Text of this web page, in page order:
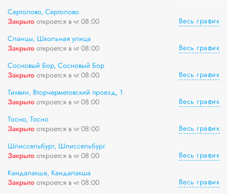
Сертолово, Сертолово
Закрыто откроется в чт 08:00
Весь график
Сланцы, Школьная улица
Закрыто откроется в чт 08:00
Весь график
Сосновый Бор, Сосновый Бор
Закрыто откроется в чт 08:00
Весь график
Тихвин, Вторчерметовский проезд, 1
Закрыто откроется в чт 08:00
Весь график
Тосно, Тосно
Закрыто откроется в чт 08:00
Весь график
Шлиссельбург, Шлиссельбург
Закрыто откроется в чт 08:00
Весь график
Кандалакша, Кандалакша
Закрыто откроется в чт 08:00
Весь график